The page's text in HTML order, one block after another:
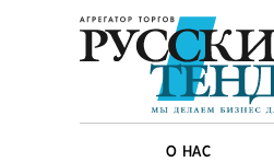
О НАС